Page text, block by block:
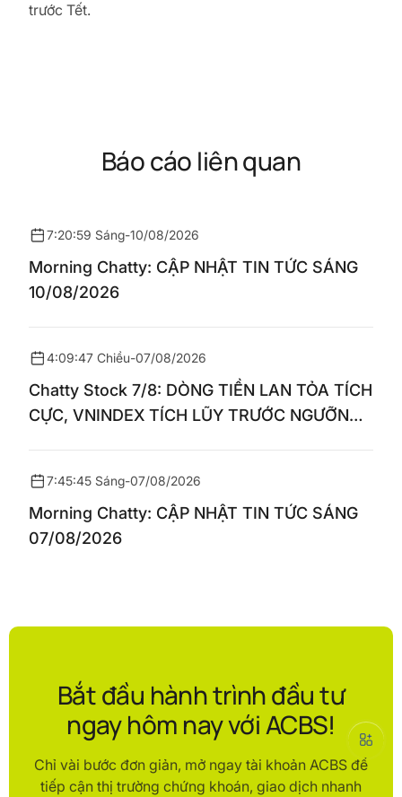
trước Tết.
Báo cáo liên quan
7:20:59 Sáng-10/08/2026
Morning Chatty: CẬP NHẬT TIN TỨC SÁNG
10/08/2026
4:09:47 Chiều-07/08/2026
Chatty Stock 7/8: DÒNG TIỀN LAN TỎA TÍCH
CỰC, VNINDEX TÍCH LŨY TRƯỚC NGƯỠNG
7:45:45 Sáng-07/08/2026
Morning Chatty: CẬP NHẬT TIN TỨC SÁNG
07/08/2026
Bắt đầu hành trình đầu tư
ngay hôm nay với ACBS!
Chỉ vài bước đơn giản, mở ngay tài khoản ACBS để
tiếp cận thị trường chứng khoán, giao dịch nhanh